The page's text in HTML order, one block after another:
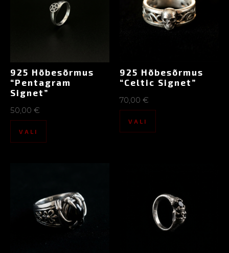
925 Hõbesõrmus
“Pentagram
Signet”
50,00 €
VALI
925 Hõbesõrmus
“Celtic Signet”
70,00 €
VALI